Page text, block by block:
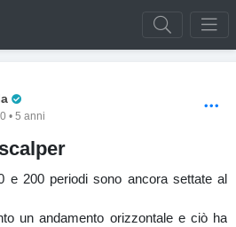
• 5 anni
e 200 periodi sono ancora settate al
un andamento orizzontale e ciò ha